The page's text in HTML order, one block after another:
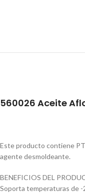
560026 Aceite
Este producto contiene
agente desmoldeante.
BENEFICIOS DEL
Soporta temperaturas de -